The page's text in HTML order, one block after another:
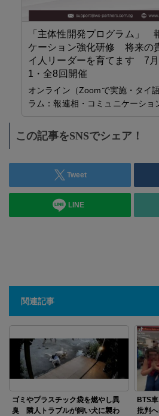
「主体性開発プログラム」
ケーション強化研修 将来の
イ人リーダーを育てます 7月
1・全8回開催
オンライン（Zoomで実施・タイ
ラム：報連相・コミュニケーショ
この記事をSNSでシェア！
Tweet
LINE
関連記事
ゴミやプラスチック袋を燃やし異
臭 隣人トラブルが飼い犬に襲わ
BTS
批判